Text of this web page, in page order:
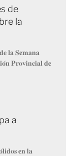
de
la
𝐥𝐚 𝐒𝐞𝐦𝐚𝐧𝐚
𝐏𝐫𝐨𝐯𝐢𝐧𝐜𝐢𝐚𝐥 𝐝𝐞
a
𝐞𝐧 𝐥𝐚